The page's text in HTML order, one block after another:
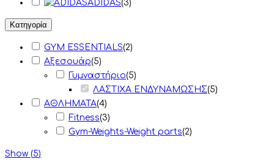
ADIDAS(3)
Κατηγορία
GYM ESSENTIALS(2)
Αξεσουάρ(5)
Γυμναστήριο(5)
ΛΑΣΤΙΧΑ ΕΝΔΥΝΑΜΩΣΗΣ(5)
ΑΘΛΗΜΑΤΑ(4)
Fitness(3)
Gym-Weights-Weight parts(2)
Show (5)